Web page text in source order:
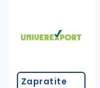
proverite
promenite
Zapratite